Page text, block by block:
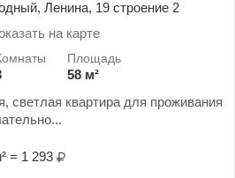
Ленина, 19 строение 2
на карте
58 м²
светлая квартира для проживания
= 1 293